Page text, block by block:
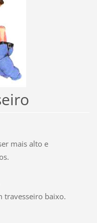
mais alto e
travesseiro baixo.